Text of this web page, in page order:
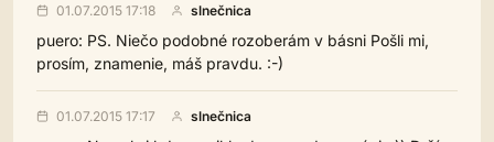
01.07.2015 17:18 slnečnica
puero: PS. Niečo podobné rozoberám v básni Pošli mi,
prosím, znamenie, máš pravdu. :-)
01.07.2015 17:17 slnečnica